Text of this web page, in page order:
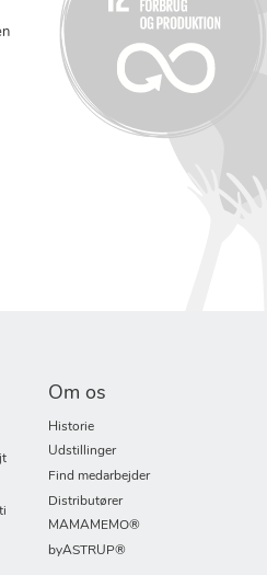
Om os
Historie
Udstillinger
Find medarbejder
Distributører
MAMAMEMO®
byASTRUP®